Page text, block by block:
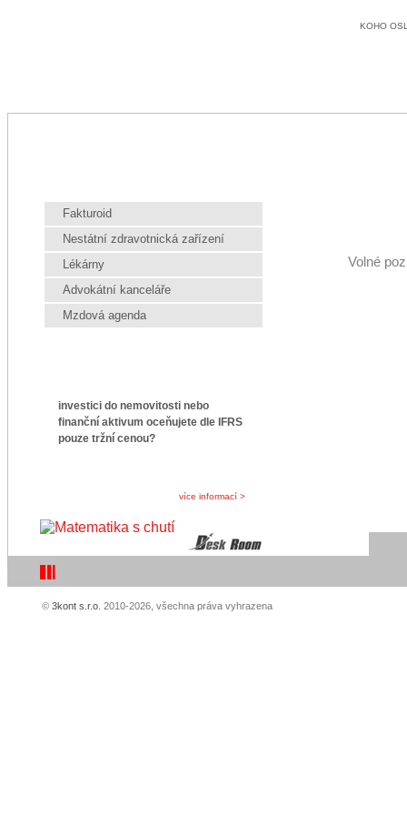
KOHO
Fakturoid
Nestátní zdravotnická zařízení
Lékárny
Advokátní kanceláře
Mzdová agenda
investici do nemovitosti nebo
finanční aktivum oceňujete dle IFRS
pouze tržní cenou?
více informací >
Volné
© 3kont s.r.o. 2010-2026, všechna práva vyhrazena